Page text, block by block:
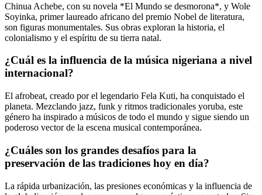
Chinua Achebe, con su novela *El Mundo se desmorona*, y Wole
Soyinka, primer laureado africano del premio Nobel de literatura,
son figuras monumentales. Sus obras exploran la historia, el
colonialismo y el espíritu de su tierra natal.
¿Cuál es la influencia de la música nigeriana a nivel
internacional?
El afrobeat, creado por el legendario Fela Kuti, ha conquistado el
planeta. Mezclando jazz, funk y ritmos tradicionales yoruba, este
género ha inspirado a músicos de todo el mundo y sigue siendo un
poderoso vector de la escena musical contemporánea.
¿Cuáles son los grandes desafíos para la
preservación de las tradiciones hoy en día?
La rápida urbanización, las presiones económicas y la influencia de